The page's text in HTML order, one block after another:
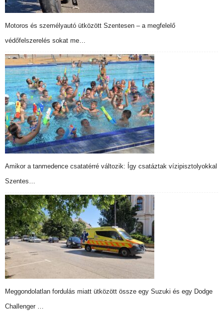
Motoros és személyautó ütközött Szentesen – a megfelelő
védőfelszerelés sokat me…
Amikor a tanmedence csatatérré változik: Így csatáztak vízipisztolyokkal
Szentes…
Meggondolatlan fordulás miatt ütközött össze egy Suzuki és egy Dodge
Challenger …